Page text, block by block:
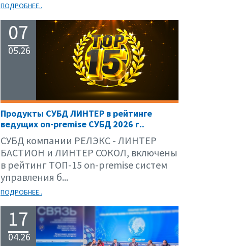
ПОДРОБНЕЕ..
07
05.26
Продукты СУБД ЛИНТЕР в рейтинге
ведущих on-premise СУБД 2026 г..
СУБД компании РЕЛЭКС - ЛИНТЕР
БАСТИОН и ЛИНТЕР СОКОЛ, включены
в рейтинг ТОП-15 on-premise систем
управления б...
ПОДРОБНЕЕ..
17
04.26